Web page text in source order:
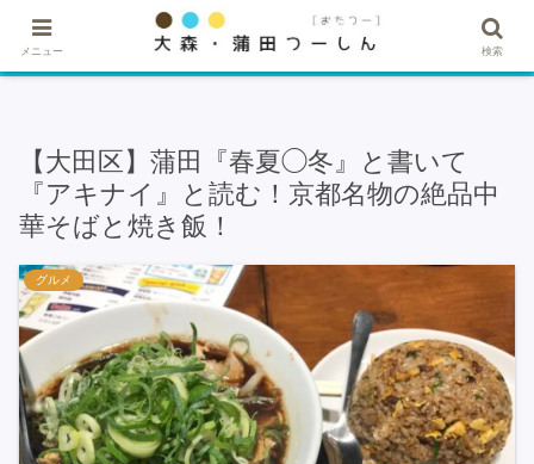
★記事・広告掲載希望はこちら★
【大田区】蒲田『春夏◯冬』と書いて
『アキナイ』と読む！京都名物の絶品中
華そばと焼き飯！
グルメ
メニュー 検索